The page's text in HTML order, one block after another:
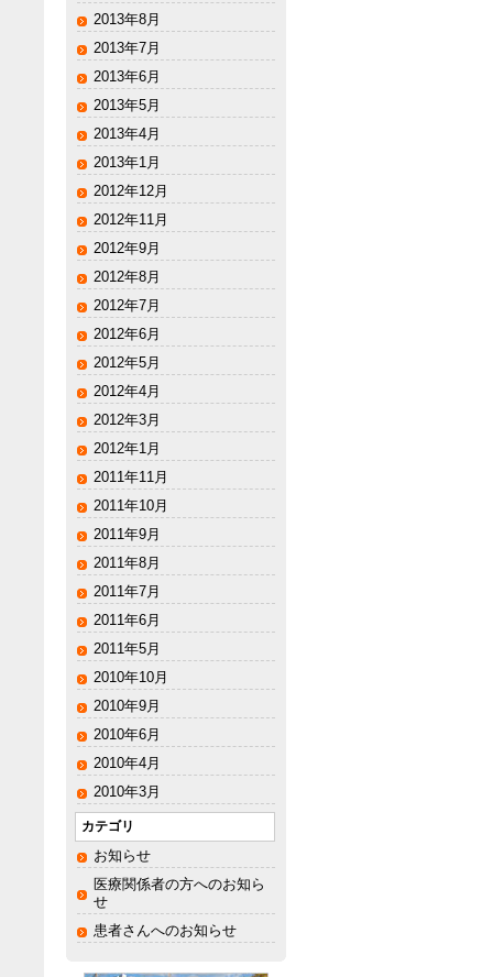
2013年8月
2013年7月
2013年6月
2013年5月
2013年4月
2013年1月
2012年12月
2012年11月
2012年9月
2012年8月
2012年7月
2012年6月
2012年5月
2012年4月
2012年3月
2012年1月
2011年11月
2011年10月
2011年9月
2011年8月
2011年7月
2011年6月
2011年5月
2010年10月
2010年9月
2010年6月
2010年4月
2010年3月
カテゴリ
お知らせ
医療関係者の方へのお知ら
せ
患者さんへのお知らせ